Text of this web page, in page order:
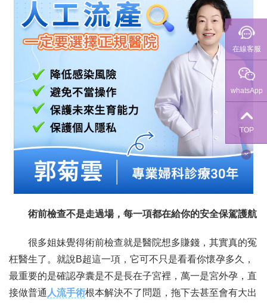
術前檢查不是走過場，每一項都在給你的安全保駕護航
很多姐妹覺得術前檢查就是醫院想多賺錢，其實真的冤
枉醫生了。就說B超這一項，它可不只是看看你懷孕多久，
最重要的是確認孕囊是不是長在子宮裡，萬一是宮外孕，直
接做普通 人流手術根本解決不了問題，拖下去甚至會有大出
在線客服
whatsApp
TOP